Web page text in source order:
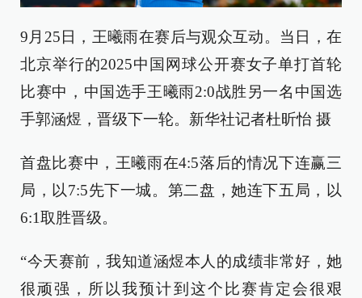
9月25日，王曦雨在赛后与观众互动。当日，在
北京举行的2025中国网球公开赛女子单打首轮
比赛中，中国选手王曦雨2:0战胜另一名中国选
手郭涵煜，晋级下一轮。新华社记者杜昕怡 摄
首盘比赛中，王曦雨在4:5落后的情况下连赢三
局，以7:5先下一城。第二盘，她连下五局，以
6:1取胜晋级。
“今天赛前，我知道涵煜本人的成绩非常好，她
很顽强，所以我预计到这个比赛肯定会很艰